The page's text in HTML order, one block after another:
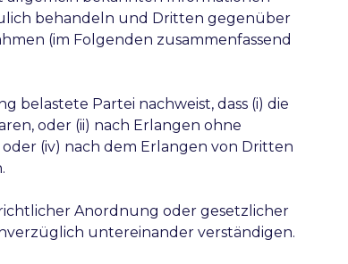
behandeln und Dritten gegenüber
(im Folgenden zusammenfassend
belastete Partei nachweist, dass (i) die
oder (ii) nach Erlangen ohne
(iv) nach dem Erlangen von Dritten
Anordnung oder gesetzlicher
untereinander verständigen.